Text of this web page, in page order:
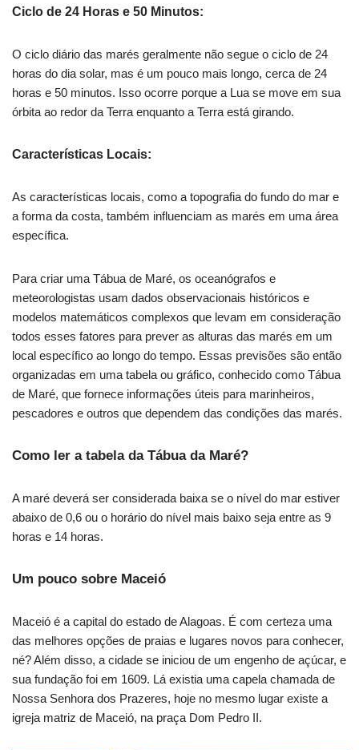
Ciclo de 24 Horas e 50 Minutos:
O ciclo diário das marés geralmente não segue o ciclo de 24
horas do dia solar, mas é um pouco mais longo, cerca de 24
horas e 50 minutos. Isso ocorre porque a Lua se move em sua
órbita ao redor da Terra enquanto a Terra está girando.
Características Locais:
As características locais, como a topografia do fundo do mar e
a forma da costa, também influenciam as marés em uma área
específica.
Para criar uma Tábua de Maré, os oceanógrafos e
meteorologistas usam dados observacionais históricos e
modelos matemáticos complexos que levam em consideração
todos esses fatores para prever as alturas das marés em um
local específico ao longo do tempo. Essas previsões são então
organizadas em uma tabela ou gráfico, conhecido como Tábua
de Maré, que fornece informações úteis para marinheiros,
pescadores e outros que dependem das condições das marés.
Como ler a tabela da Tábua da Maré?
A maré deverá ser considerada baixa se o nível do mar estiver
abaixo de 0,6 ou o horário do nível mais baixo seja entre as 9
horas e 14 horas.
Um pouco sobre Maceió
Maceió é a capital do estado de Alagoas. É com certeza uma
das melhores opções de praias e lugares novos para conhecer,
né? Além disso, a cidade se iniciou de um engenho de açúcar, e
sua fundação foi em 1609. Lá existia uma capela chamada de
Nossa Senhora dos Prazeres, hoje no mesmo lugar existe a
igreja matriz de Maceió, na praça Dom Pedro II.